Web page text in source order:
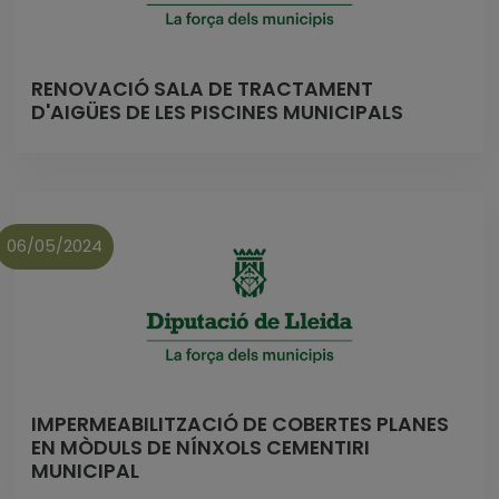
RENOVACIÓ SALA DE TRACTAMENT
D'AIGÜES DE LES PISCINES MUNICIPALS
06/05/2024
IMPERMEABILITZACIÓ DE COBERTES PLANES
EN MÒDULS DE NÍNXOLS CEMENTIRI
MUNICIPAL